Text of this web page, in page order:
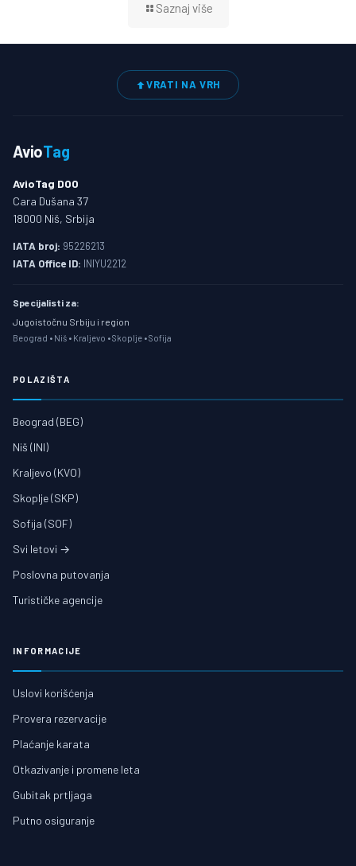
Saznaj više
VRATI NA VRH
AvioTag
AvioTag DOO
Cara Dušana 37
18000 Niš, Srbija
IATA broj: 95226213
IATA Office ID: INIYU2212
Specijalisti za:
Jugoistočnu Srbiju i region
Beograd • Niš • Kraljevo • Skoplje • Sofija
POLAZIŠTA
Beograd (BEG)
Niš (INI)
Kraljevo (KVO)
Skoplje (SKP)
Sofija (SOF)
Svi letovi →
Poslovna putovanja
Turističke agencije
INFORMACIJE
Uslovi korišćenja
Provera rezervacije
Plaćanje karata
Otkazivanje i promene leta
Gubitak prtljaga
Putno osiguranje